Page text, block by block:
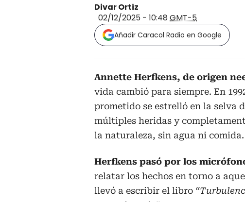
Divar Ortiz
02/12/2025 - 10:48 GMT-5
Añadir Caracol Radio en Google
Annette Herfkens, de origen
vida cambió para siempre. En
prometido se estrelló en la selva
múltiples heridas y
la naturaleza, sin agua ni comida.
Herfkens pasó por los
relatar los hechos en torno a
llevó a escribir el libro